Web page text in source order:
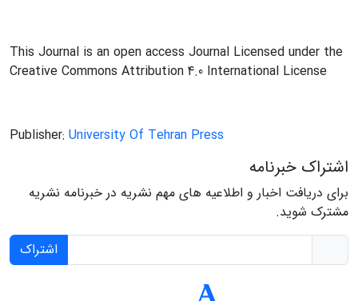
This Journal is an open access Journal Licensed under the
Creative Commons Attribution 4.0 International License
Publisher: University Of Tehran Press
اشتراک خبرنامه
برای دریافت اخبار و اطلاعیه های مهم نشریه در خبرنامه نشریه
مشترک شوید.
اشتراک